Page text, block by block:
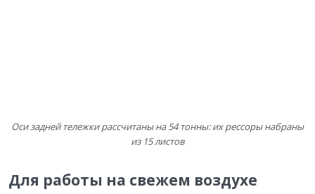
Оси задней тележки рассчитаны на 54 тонны: их рессоры набраны
из 15 листов
Для работы на свежем воздухе